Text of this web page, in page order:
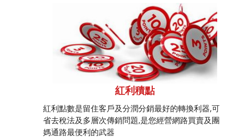
紅利積點
紅利點數是留住客戶及分潤分銷最好的轉換利器,可
省去稅法及多層次傳銷問題,是您經營網路買賣及團
媽通路最便利的武器